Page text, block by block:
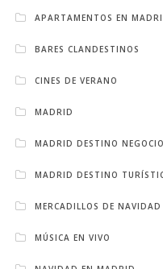
APARTAMENTOS EN
BARES CLANDESTINOS
CINES DE VERANO
MADRID
MADRID DESTINO
MADRID DESTINO
MERCADILLOS DE
MÚSICA EN VIVO